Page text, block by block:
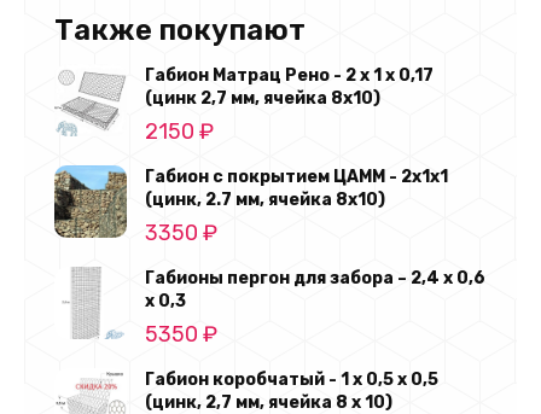
Также покупают
Габион Матрац Рено - 2 х 1 х 0,17
(цинк 2,7 мм, ячейка 8х10)
2150 ₽
Габион с покрытием ЦАММ - 2х1х1
(цинк, 2.7 мм, ячейка 8x10)
3350 ₽
Габионы пергон для забора – 2,4 х 0,6
х 0,3
5350 ₽
Габион коробчатый - 1 х 0,5 х 0,5
(цинк, 2,7 мм, ячейка 8 х 10)